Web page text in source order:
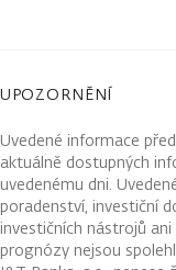
UPOZORNĚNÍ
Uvedené informace
aktuálně dostupných
uvedenému dni.
poradenství, investiční
investičních nástrojů
prognózy nejsou